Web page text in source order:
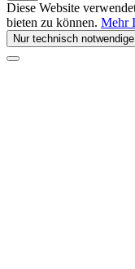
Diese Website
bieten zu können. Mehr
Nur technisch notwendige